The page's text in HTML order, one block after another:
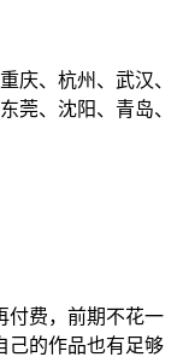
庆、杭州、武汉、
莞、沈阳、青岛、
付费，前期不花一
己的作品也有足够